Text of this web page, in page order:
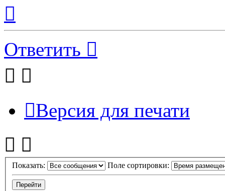
началу
Ответить
Версия для печати
Показать: Поле сортировки: